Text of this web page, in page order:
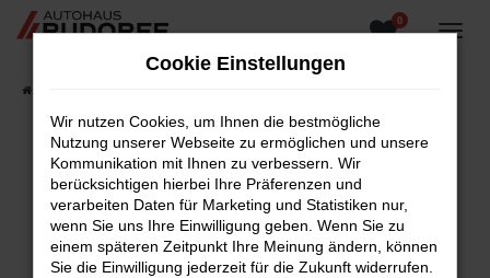
Zum
0
Fehler: Network Error
Beim Laden ist ein Fehler aufgetreten.
Hier sind ein paar Tipps, die dir helfen können:
Cookie Einstellungen
Wir nutzen Cookies, um Ihnen die bestmögliche
Nutzung unserer Webseite zu ermöglichen und unsere
Kommunikation mit Ihnen zu verbessern. Wir
berücksichtigen hierbei Ihre Präferenzen und
verarbeiten Daten für Marketing und Statistiken nur,
wenn Sie uns Ihre Einwilligung geben. Wenn Sie zu
einem späteren Zeitpunkt Ihre Meinung ändern, können
Sie die Einwilligung jederzeit für die Zukunft widerrufen.